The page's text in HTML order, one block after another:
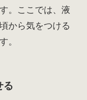
。ここでは、液
から気をつける
。
る